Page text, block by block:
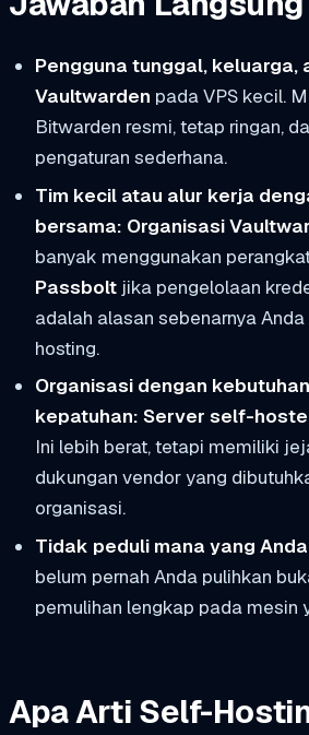
Pengguna tunggal, keluarga,
Vaultwarden pada VPS kecil.
Bitwarden resmi, tetap ringan,
pengaturan sederhana.
Tim kecil atau alur kerja
bersama: Organisasi
banyak menggunakan
Passboltjika pengelolaan
adalah alasan sebenarnya
hosting.
Organisasi dengan
kepatuhan: Server self-
Ini lebih berat, tetapi memiliki
dukungan vendor yang
organisasi.
Tidak peduli mana yang
belum pernah Anda pulihkan
pemulihan lengkap pada mesin
Apa Arti Self-